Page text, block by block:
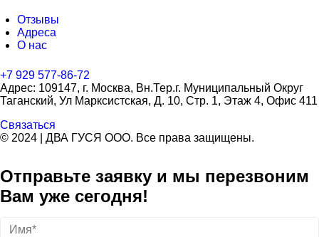
Отзывы
Адреса
О нас
+7 929 577-86-72
Адрес: 109147, г. Москва, Вн.Тер.г. Муниципальный Округ
Таганский, Ул Марксистская, Д. 10, Стр. 1, Этаж 4, Офис 411
Связаться
© 2024 | ДВА ГУСЯ OOO. Все права защищены.
Отправьте заявку и мы перезвоним
Вам уже сегодня!